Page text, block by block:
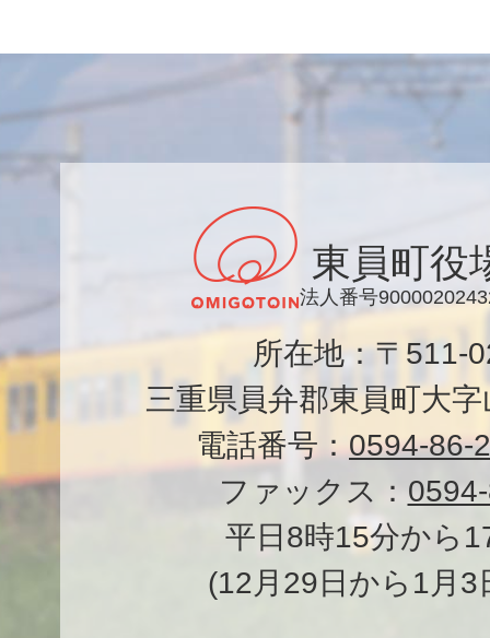
東員町役
法人番号
所在地：〒
三重県員弁郡東員町大
電話番号： 0594-86-
ファックス：
平日8時15分から
(12月29日から1月3